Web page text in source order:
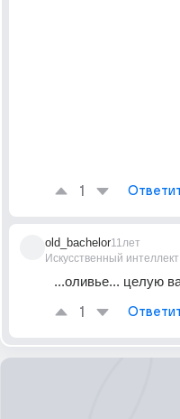
1
old_bachelor
Искусственный интеллект
11лет
...оливье... целую
1